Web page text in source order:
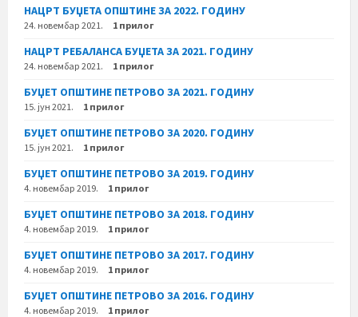
НАЦРТ БУЏЕТА ОПШТИНЕ ЗА 2022. ГОДИНУ
24. новембар 2021. 1 прилог
НАЦРТ РЕБАЛАНСА БУЏЕТА ЗА 2021. ГОДИНУ
24. новембар 2021. 1 прилог
БУЏЕТ ОПШТИНЕ ПЕТРОВО ЗА 2021. ГОДИНУ
15. јун 2021. 1 прилог
БУЏЕТ ОПШТИНЕ ПЕТРОВО ЗА 2020. ГОДИНУ
15. јун 2021. 1 прилог
БУЏЕТ ОПШТИНЕ ПЕТРОВО ЗА 2019. ГОДИНУ
4. новембар 2019. 1 прилог
БУЏЕТ ОПШТИНЕ ПЕТРОВО ЗА 2018. ГОДИНУ
4. новембар 2019. 1 прилог
БУЏЕТ ОПШТИНЕ ПЕТРОВО ЗА 2017. ГОДИНУ
4. новембар 2019. 1 прилог
БУЏЕТ ОПШТИНЕ ПЕТРОВО ЗА 2016. ГОДИНУ
4. новембар 2019. 1 прилог